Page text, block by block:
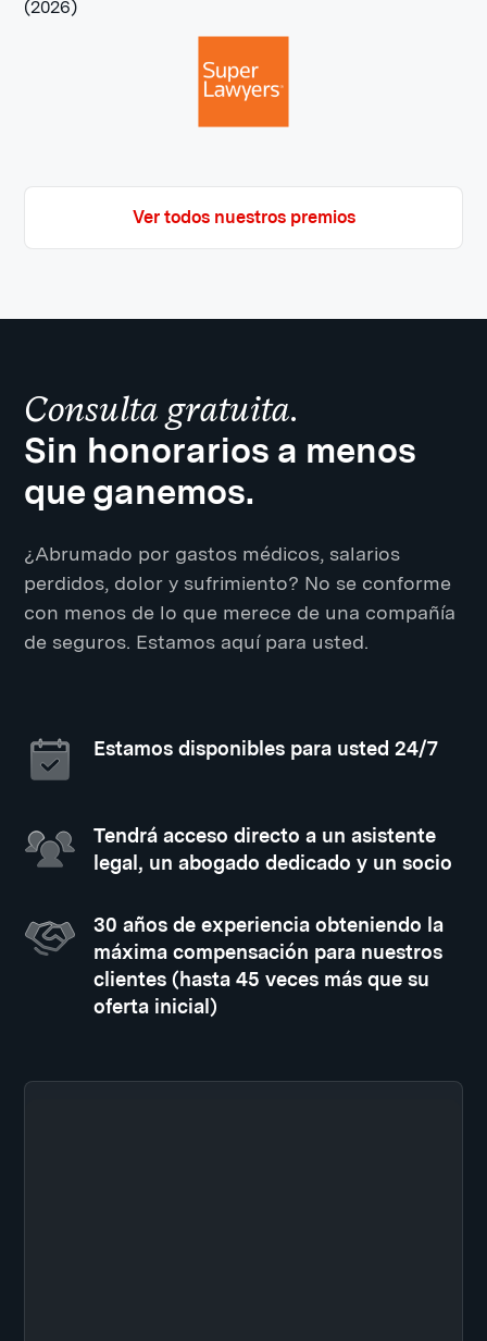
Ver todos nuestros premios
Consulta gratuita.
Sin honorarios a menos
que ganemos.
¿Abrumado por gastos médicos, salarios
perdidos, dolor y sufrimiento? No se conforme
con menos de lo que merece de una compañía
de seguros. Estamos aquí para usted.
Estamos disponibles para usted 24/7
Tendrá acceso directo a un asistente
legal, un abogado dedicado y un socio
30 años de experiencia obteniendo la
máxima compensación para nuestros
clientes (hasta 45 veces más que su
oferta inicial)